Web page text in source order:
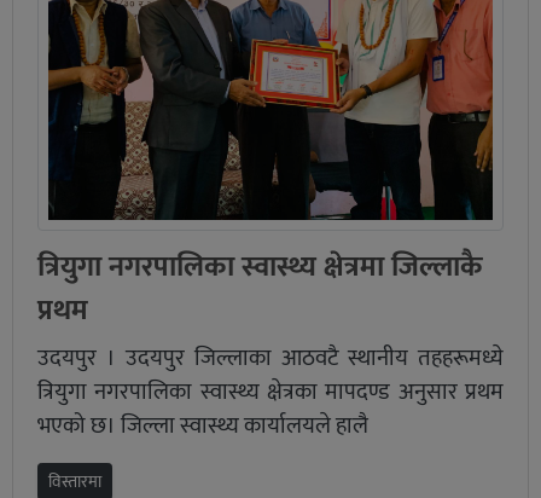
त्रियुगा नगरपालिका स्वास्थ्य क्षेत्रमा जिल्लाकै
प्रथम
उदयपुर । उदयपुर जिल्लाका आठवटै स्थानीय तहहरूमध्ये
त्रियुगा नगरपालिका स्वास्थ्य क्षेत्रका मापदण्ड अनुसार प्रथम
भएको छ। जिल्ला स्वास्थ्य कार्यालयले हालै
विस्तारमा